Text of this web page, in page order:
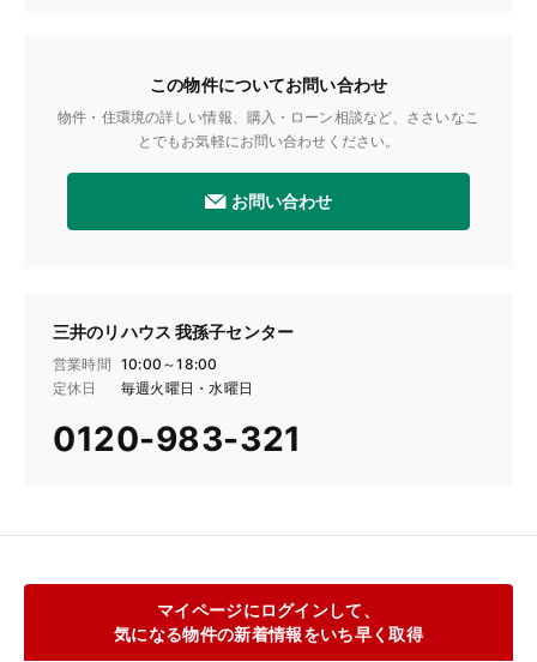
この物件についてお問い合わせ
物件・住環境の詳しい情報、購入・ローン相談など、ささいなこ
とでもお気軽にお問い合わせください。
お問い合わせ
三井のリハウス 我孫子センター
営業時間 10:00～18:00
定休日
毎週火曜日・水曜日
0120-983-321
マイページにログインして、
気になる物件の新着情報をいち早く取得